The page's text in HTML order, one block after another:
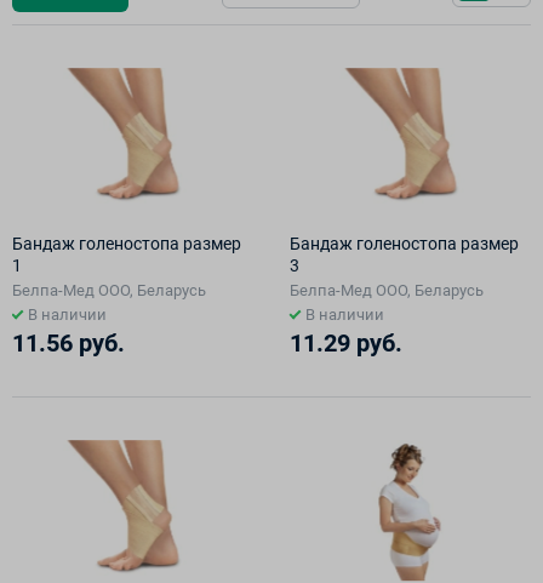
Бандаж голеностопа размер
1
Белпа-Мед ООО, Беларусь
В наличии
11.56 руб.
Бандаж голеностопа размер
3
Белпа-Мед ООО, Беларусь
В наличии
11.29 руб.